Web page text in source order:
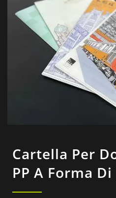
Cartella Per
PP A Forma Di